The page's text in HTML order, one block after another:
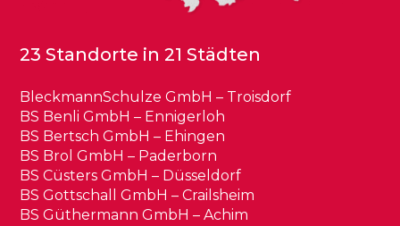
23 Standorte in 21 Städten
BleckmannSchulze GmbH – Troisdorf
BS Benli GmbH – Ennigerloh
BS Bertsch GmbH – Ehingen
BS Brol GmbH – Paderborn
BS Cüsters GmbH – Düsseldorf
BS Gottschall GmbH – Crailsheim
BS Güthermann GmbH – Achim